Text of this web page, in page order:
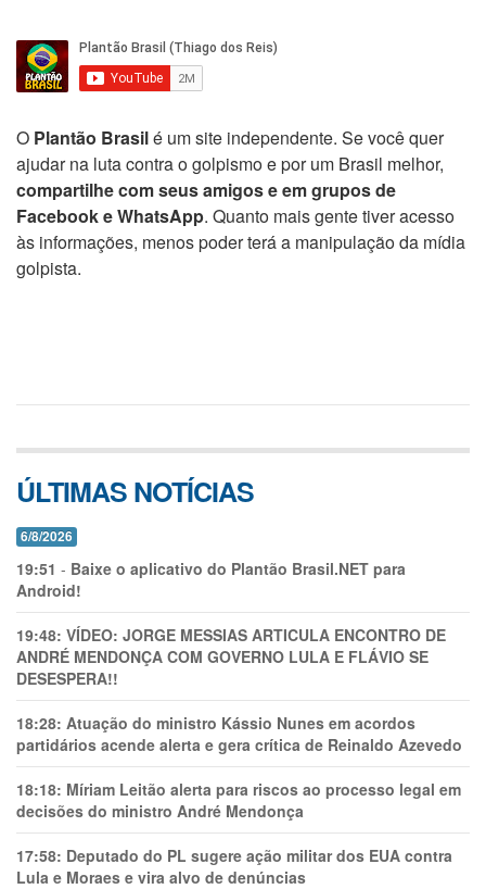
O Plantão Brasilé um site independente. Se você quer
ajudar na luta contra o golpismo e por um Brasil melhor,
compartilhe com seus amigos e em grupos de
Facebook e WhatsApp. Quanto mais gente tiver acesso
às informações, menos poder terá a manipulação da mídia
golpista.
ÚLTIMAS NOTÍCIAS
6/8/2026
19:51 - Baixe o aplicativo do Plantão Brasil.NET para
Android!
19:48: VÍDEO: JORGE MESSIAS ARTICULA ENCONTRO DE
ANDRÉ MENDONÇA COM GOVERNO LULA E FLÁVIO SE
DESESPERA!!
18:28: Atuação do ministro Kássio Nunes em acordos
partidários acende alerta e gera crítica de Reinaldo Azevedo
18:18: Míriam Leitão alerta para riscos ao processo legal em
decisões do ministro André Mendonça
17:58: Deputado do PL sugere ação militar dos EUA contra
Lula e Moraes e vira alvo de denúncias